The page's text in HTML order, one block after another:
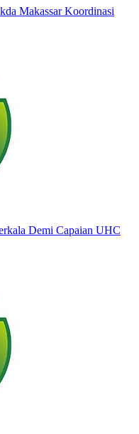
Makassar Koordinasi
Demi Capaian UHC